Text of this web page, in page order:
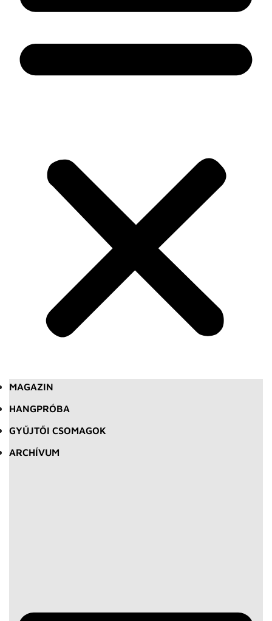
MAGAZIN
HANGPRÓBA
GYŰJTŐI CSOMAGOK
ARCHÍVUM